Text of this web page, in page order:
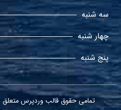
سه شنبه
چهار شنبه
پنج شنبه
تمامی حقوققالب وردپرس